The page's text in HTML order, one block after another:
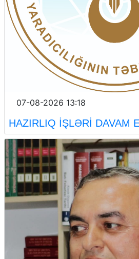
07-08-2026 13:18
HAZIRLIQ İŞLƏRİ DAVAM